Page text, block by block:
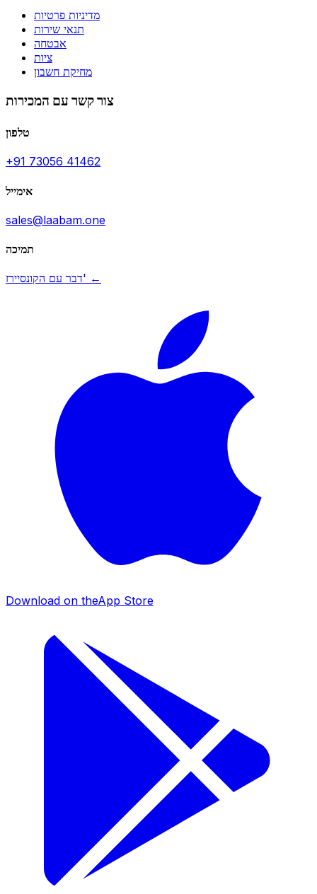
מדיניות פרטיות
תנאי שירות
אבטחה
ציות
מחיקת חשבון
צור קשר עם המכירות
טלפון
+91 73056 41462
אימייל
sales@laabam.one
תמיכה
דבר עם הקונסיירז' ←
Download on theApp Store